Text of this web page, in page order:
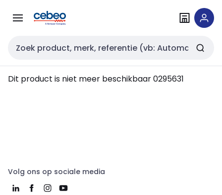
naar
naar
Zoekveld invoer
Dit product is niet meer beschikbaar0295631
Volg ons op sociale media